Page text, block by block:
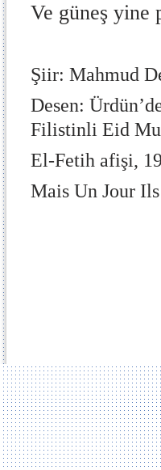
Ve güneş yine
Şiir: Mahmud
Desen:
Filistinli Eid
El-Fetih afişi,
Mais Un Jour